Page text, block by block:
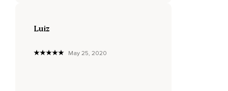
Então visualizo que é uma história de muitos corações.
Luiz
May 25, 2020